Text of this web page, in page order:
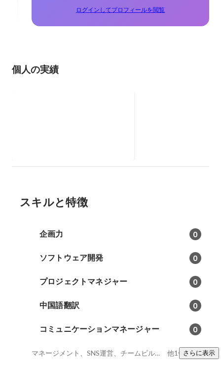
ログインしてプロフィールを閲覧
個人の実績
スキルと特徴
企画力 0
ソフトウェア開発 0
プロジェクトマネジャー 0
中国語翻訳 0
コミュニケーションマネージャー 0
マネージメント、SNS運営、チームビルディング 他1件さらに表示